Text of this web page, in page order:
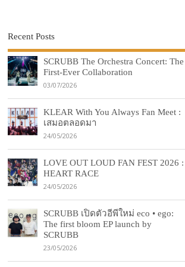
Recent Posts
SCRUBB The Orchestra Concert: The
First-Ever Collaboration
03/07/2026
KLEAR With You Always Fan Meet :
เสมอตลอดมา
24/05/2026
LOVE OUT LOUD FAN FEST 2026 :
HEART RACE
24/05/2026
SCRUBB เปิดตัวอีพีใหม่ eco • ego:
The first bloom EP launch by
SCRUBB
23/05/2026